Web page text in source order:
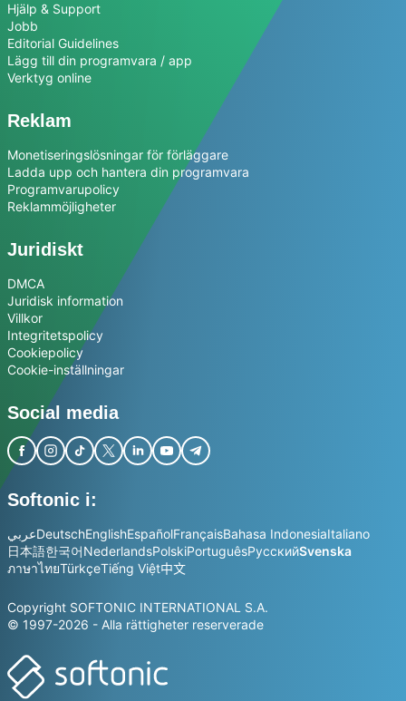
Hjälp & Support
Jobb
Editorial Guidelines
Lägg till din programvara / app
Verktyg online
Reklam
Monetiseringslösningar för förläggare
Ladda upp och hantera din programvara
Programvarupolicy
Reklammöjligheter
Juridiskt
DMCA
Juridisk information
Villkor
Integritetspolicy
Cookiepolicy
Cookie-inställningar
Social media
Softonic i:
عربيDeutschEnglishEspañolFrançaisBahasa IndonesiaItaliano
日本語한국어NederlandsPolskiPortuguêsРусскийSvenska
ภาษาไทยTürkçeTiếng Việt中文
Copyright SOFTONIC INTERNATIONAL S.A.
© 1997-2026 - Alla rättigheter reserverade